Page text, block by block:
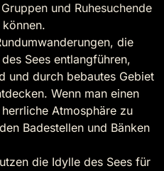
und Ruhesuchende
die
Sees entlangführen,
und durch bebautes Gebiet
Wenn man einen
Atmosphäre zu
Badestellen und Bänken
die Idylle des Sees für